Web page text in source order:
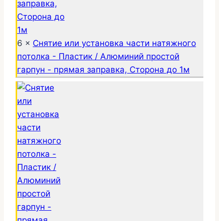
6 × Снятие или установка части натяжного
потолка - Пластик / Алюминий простой
гарпун - прямая заправка, Сторона до 1м